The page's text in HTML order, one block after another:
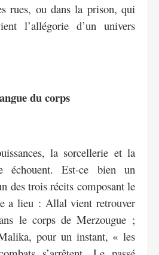
rues, ou dans la prison, qui
l’allégorie d’un univers
du corps
la sorcellerie et la
échouent. Est-ce bien un
des trois récits composant le
a lieu : Allal vient retrouver
le corps de Merzougue ;
pour un instant, « les